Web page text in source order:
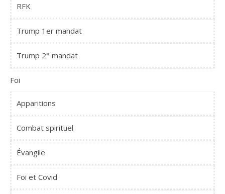
RFK
Trump 1er mandat
Trump 2° mandat
Foi
Apparitions
Combat spirituel
Évangile
Foi et Covid